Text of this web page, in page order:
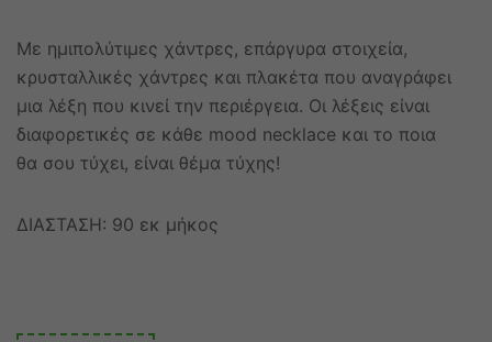
Με ημιπολύτιμες χάντρες, επάργυρα στοιχεία,
κρυσταλλικές χάντρες και πλακέτα που αναγράφει
μια λέξη που κινεί την περιέργεια. Οι λέξεις είναι
διαφορετικές σε κάθε mood necklace και το ποια
θα σου τύχει, είναι θέμα τύχης!
ΔΙΑΣΤΑΣΗ: 90 εκ μήκος